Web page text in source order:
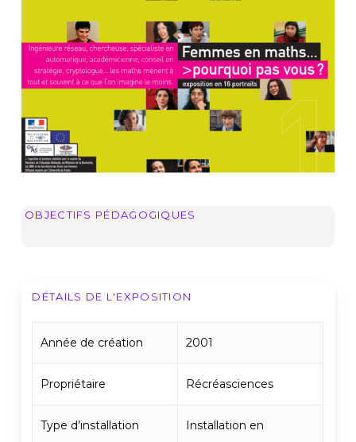
OBJECTIFS PÉDAGOGIQUES
DÉTAILS DE L'EXPOSITION
Année de création 2001
Propriétaire Récréasciences
Type d’installation
Installation en